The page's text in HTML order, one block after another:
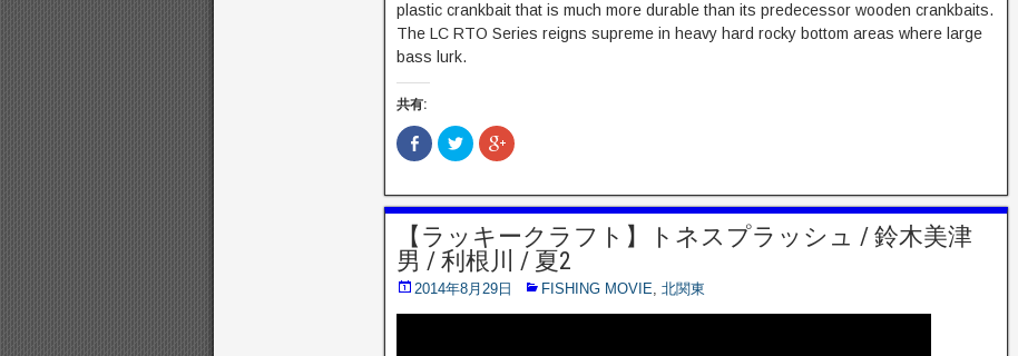
plastic crankbait that is much more durable than its predecessor wooden crankbaits.
The LC RTO Series reigns supreme in heavy hard rocky bottom areas where large
bass lurk.
共有:
F
a
b
o
k
で
共
有
(
し
ク
リ
し
て
w
i
t
t
e
r
で
ク
リ
し
て
o
o
e
+
で
【ラッキークラフト】トネスプラッシュ / 鈴木美津
男 / 利根川 / 夏2
2014年8月29日 FISHING MOVIE, 北関東